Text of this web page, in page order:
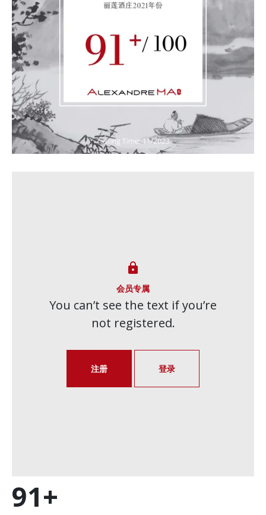
91+

会员专属
You can’t see the text if you’re
not registered.
注册 登录